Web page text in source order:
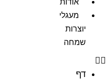
אודות
מעגלי
יוצרות
שמחה
דף